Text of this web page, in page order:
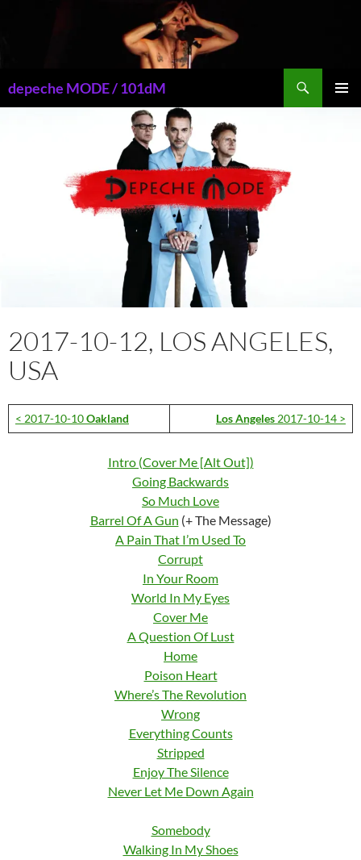
depeche MODE / 101dM
2017-10-12, LOS ANGELES,
USA
< 2017-10-10Oakland Los Angeles 2017-10-14 >
Intro (Cover Me [Alt Out])
Going Backwards
So Much Love
Barrel Of A Gun (+ The Message)
A Pain That I’m Used To
Corrupt
In Your Room
World In My Eyes
Cover Me
A Question Of Lust
Home
Poison Heart
Where’s The Revolution
Wrong
Everything Counts
Stripped
Enjoy The Silence
Never Let Me Down Again
Somebody
Walking In My Shoes